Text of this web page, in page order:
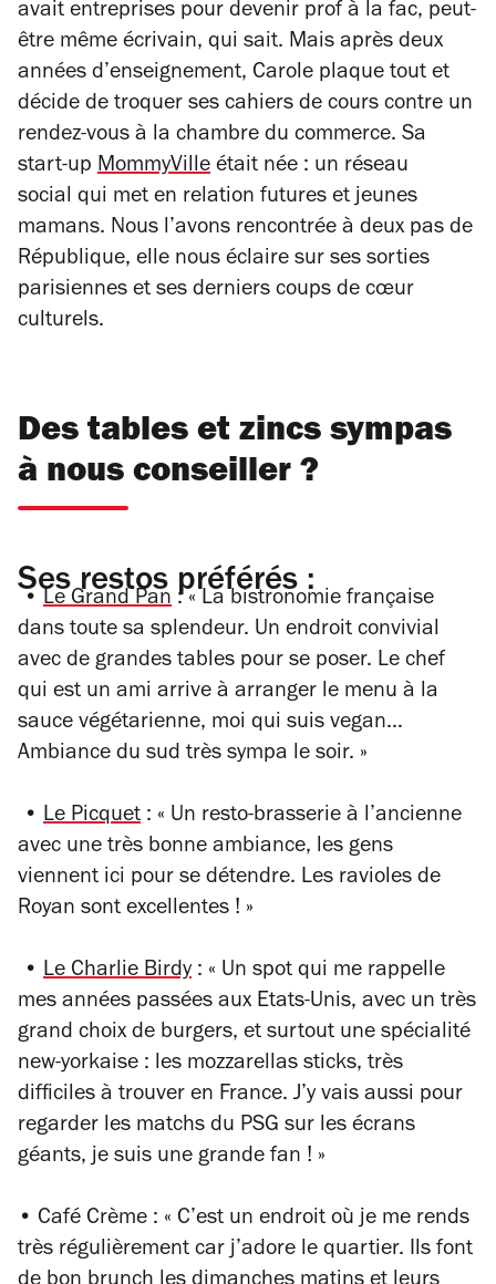
avait entreprises pour devenir prof à la fac, peut-
être même écrivain, qui sait. Mais après deux
années d’enseignement, Carole plaque tout et
décide de troquer ses cahiers de cours contre un
rendez-vous à la chambre du commerce. Sa
start-up MommyVille était née : un réseau
social qui met en relation futures et jeunes
mamans. Nous l’avons rencontrée à deux pas de
République, elle nous éclaire sur ses sorties
parisiennes et ses derniers coups de cœur
culturels.
Des tables et zincs sympas
à nous conseiller ?
Ses restos préférés :
• Le Grand Pan : « La bistronomie française
dans toute sa splendeur. Un endroit convivial
avec de grandes tables pour se poser. Le chef
qui est un ami arrive à arranger le menu à la
sauce végétarienne, moi qui suis vegan…
Ambiance du sud très sympa le soir. »
• Le Picquet : « Un resto-brasserie à l’ancienne
avec une très bonne ambiance, les gens
viennent ici pour se détendre. Les ravioles de
Royan sont excellentes ! »
• Le Charlie Birdy: « Un spot qui me rappelle
mes années passées aux Etats-Unis, avec un très
grand choix de burgers, et surtout une spécialité
new-yorkaise : les mozzarellas sticks, très
difficiles à trouver en France. J’y vais aussi pour
regarder les matchs du PSG sur les écrans
géants, je suis une grande fan ! »
• Café Crème : « C’est un endroit où je me rends
très régulièrement car j’adore le quartier. Ils font